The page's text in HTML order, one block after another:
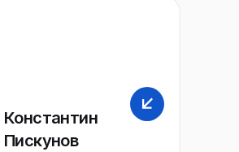
Константин
Пискунов